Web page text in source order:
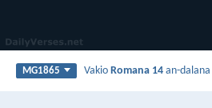
MG1865 VakioRomana 14 an-dalana